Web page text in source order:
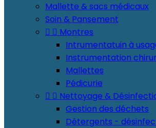
Mallette & sacs médicaux
Soin & Pansement
  Montres
Intrumentatuin à
Instrumentation
Mallettes
Pédicurie
  Nettoyage &
Gestion des déchets
Détergents -